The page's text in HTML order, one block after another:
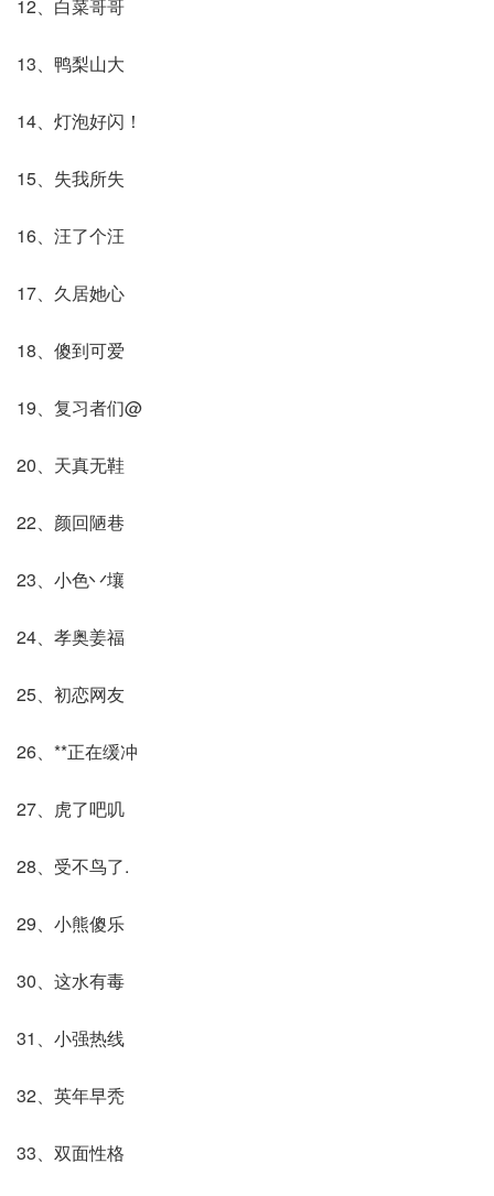
12、白菜哥哥
13、鸭梨山大
14、灯泡好闪！
15、失我所失
16、汪了个汪
17、久居她心
18、傻到可爱
19、复习者们@
20、天真无鞋
22、颜回陋巷
23、小色丷壤
24、孝奥姜福
25、初恋网友
26、**正在缓冲
27、虎了吧叽
28、受不鸟了.
29、小熊傻乐
30、这水有毒
31、小强热线
32、英年早秃
33、双面性格